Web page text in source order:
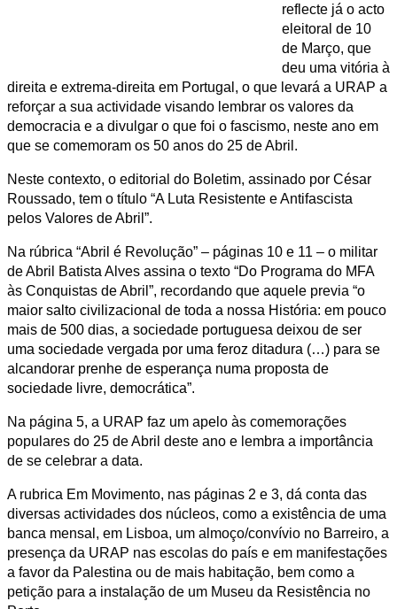
reflecte já o acto
eleitoral de 10
de Março, que
deu uma vitória à
direita e extrema-direita em Portugal, o que levará a URAP a
reforçar a sua actividade visando lembrar os valores da
democracia e a divulgar o que foi o fascismo, neste ano em
que se comemoram os 50 anos do 25 de Abril.
Neste contexto, o editorial do Boletim, assinado por César
Roussado, tem o título “A Luta Resistente e Antifascista
pelos Valores de Abril”.
Na rúbrica “Abril é Revolução” – páginas 10 e 11 – o militar
de Abril Batista Alves assina o texto “Do Programa do MFA
às Conquistas de Abril”, recordando que aquele previa “o
maior salto civilizacional de toda a nossa História: em pouco
mais de 500 dias, a sociedade portuguesa deixou de ser
uma sociedade vergada por uma feroz ditadura (…) para se
alcandorar prenhe de esperança numa proposta de
sociedade livre, democrática”.
Na página 5, a URAP faz um apelo às comemorações
populares do 25 de Abril deste ano e lembra a importância
de se celebrar a data.
A rubrica Em Movimento, nas páginas 2 e 3, dá conta das
diversas actividades dos núcleos, como a existência de uma
banca mensal, em Lisboa, um almoço/convívio no Barreiro, a
presença da URAP nas escolas do país e em manifestações
a favor da Palestina ou de mais habitação, bem como a
petição para a instalação de um Museu da Resistência no